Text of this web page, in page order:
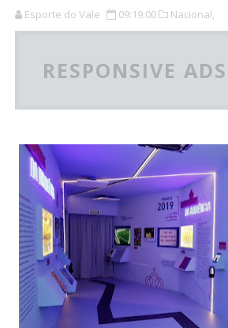
Esporte do Vale 09:19:00 Nacional,
RESPONSIVE